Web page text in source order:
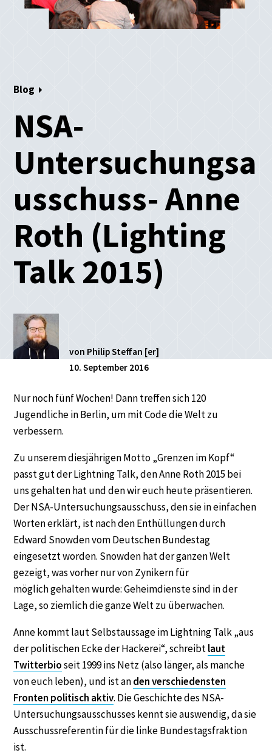
Blog
NSA-
Untersuchungsa
usschuss- Anne
Roth (Lighting
Talk 2015)
von Philip Steffan [er]
10. September 2016
Nur noch fünf Wochen! Dann treffen sich 120
Jugendliche in Berlin, um mit Code die Welt zu
verbessern.
Zu unserem diesjährigen Motto „Grenzen im Kopf“
passt gut der Lightning Talk, den Anne Roth 2015 bei
uns gehalten hat und den wir euch heute präsentieren.
Der NSA-Untersuchungsausschuss, den sie in einfachen
Worten erklärt, ist nach den Enthüllungen durch
Edward Snowden vom Deutschen Bundestag
eingesetzt worden. Snowden hat der ganzen Welt
gezeigt, was vorher nur von Zynikern für
möglich gehalten wurde: Geheimdienste sind in der
Lage, so ziemlich die ganze Welt zu überwachen.
Anne kommt laut Selbstaussage im Lightning Talk „aus
der politischen Ecke der Hackerei“, schreibtlaut
Twitterbioseit 1999 ins Netz (also länger, als manche
von euch leben), und ist anden verschiedensten
Fronten politisch aktiv. Die Geschichte des NSA-
Untersuchungsausschusses kennt sie auswendig, da sie
Ausschussreferentin für die linke Bundestagsfraktion
ist.